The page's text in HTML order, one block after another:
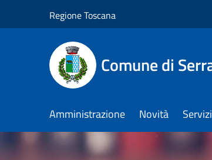
Regione Toscana
Comune di
Amministrazione Novità Servizi